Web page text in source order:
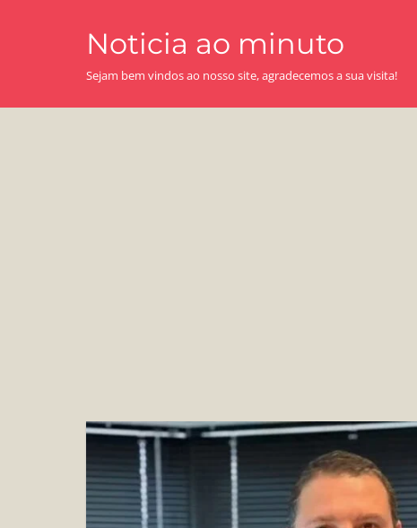
Noticia ao minuto
Sejam bem vindos ao nosso site, agradecemos a sua visita!